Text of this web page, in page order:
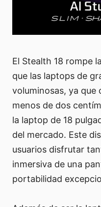
El Stealth 18 rompe
que las laptops de
voluminosas, ya
menos de dos
la laptop de 18
del mercado. Este
usuarios disfrutar
inmersiva de una
portabilidad